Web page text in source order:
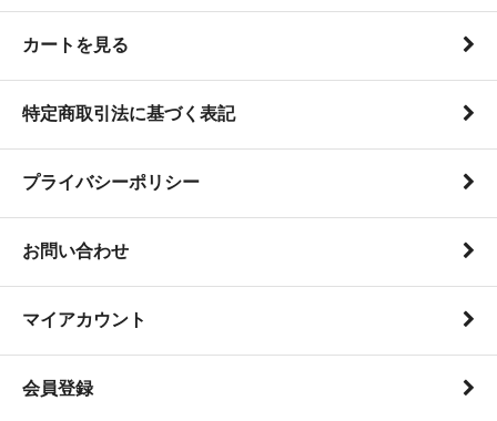
カートを見る
特定商取引法に基づく表記
プライバシーポリシー
お問い合わせ
マイアカウント
会員登録